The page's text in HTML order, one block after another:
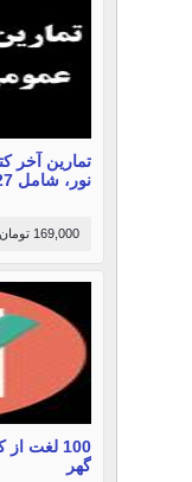
تمارین آخر
نور، شامل 27 صفحه
169,000 تومان
100 لغت
گهر